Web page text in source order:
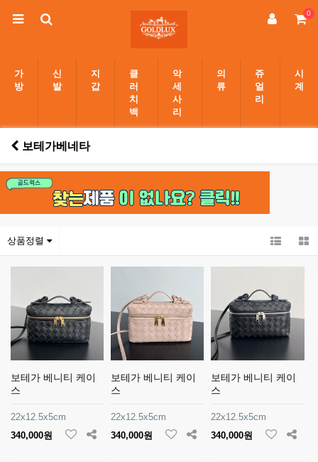
0
가
방
신
발
지
갑
클
러
치
백
악
세
사
리
의
류
쥬
얼
리
시
계
보테가베네타
상품정렬
보테가 베니티 케이
스
22x12.5x5cm
340,000원
보테가 베니티 케이
스
22x12.5x5cm
340,000원
보테가 베니티 케이
스
22x12.5x5cm
340,000원